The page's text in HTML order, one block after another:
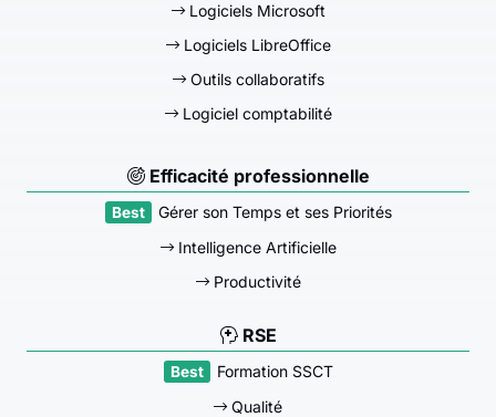
Logiciels Microsoft
Logiciels LibreOffice
Outils collaboratifs
Logiciel comptabilité
Efficacité professionnelle
Gérer son Temps et ses Priorités
Intelligence Artificielle
Productivité
RSE
Formation SSCT
Qualité